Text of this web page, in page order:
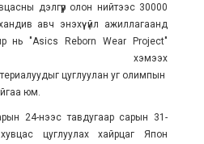
дэлгүүр олон нийтээс 30000
авч энэхүү үйл ажиллагаанд
нь "Asics Reborn Wear Project"
хэмээх
цуглуулан уг олимпын
юм.
24-нээс тавдугаар сарын 31-
цуглуулах хайрцаг Япон